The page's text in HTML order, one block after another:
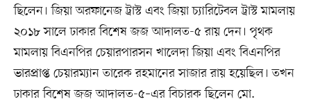
ছিলেন। জিয়া অরফানেজ ট্রাস্ট এবং জিয়া চ্যারিটেবল ট্রাস্ট মামলায়
২০১৮ সালে ঢাকার বিশেষ জজ আদালত-৫ রায় দেন। পৃথক
মামলায় বিএনপির চেয়ারপারসন খালেদা জিয়া এবং বিএনপির
ভারপ্রাপ্ত চেয়ারম্যান তারেক রহমানের সাজার রায় হয়েছিল। তখন
ঢাকার বিশেষ জজ আদালত-৫–এর বিচারক ছিলেন মো.